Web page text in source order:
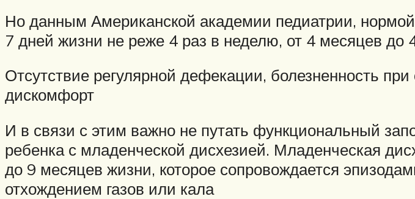
Но данным Американской академии педиатрии,
7 дней жизни не реже 4 раз в неделю, от 4 месяцев
Отсутствие регулярной дефекации, болезненность
дискомфорт
И в связи с этим важно не путать функциональный
ребенка с младенческой дисхезией. Младенческая
до 9 месяцев жизни, которое сопровождается
отхождением газов или кала